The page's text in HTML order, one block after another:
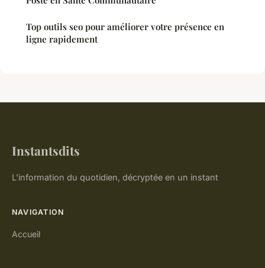
Top outils seo pour améliorer votre présence en
ligne rapidement
Instantsdits
L'information du quotidien, décryptée en un instant
NAVIGATION
Accueil